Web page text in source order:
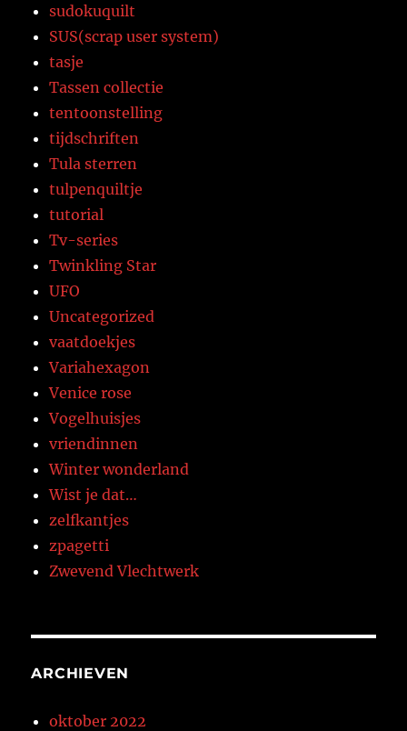
sudokuquilt
SUS(scrap user system)
tasje
Tassen collectie
tentoonstelling
tijdschriften
Tula sterren
tulpenquiltje
tutorial
Tv-series
Twinkling Star
UFO
Uncategorized
vaatdoekjes
Variahexagon
Venice rose
Vogelhuisjes
vriendinnen
Winter wonderland
Wist je dat…
zelfkantjes
zpagetti
Zwevend Vlechtwerk
ARCHIEVEN
oktober 2022